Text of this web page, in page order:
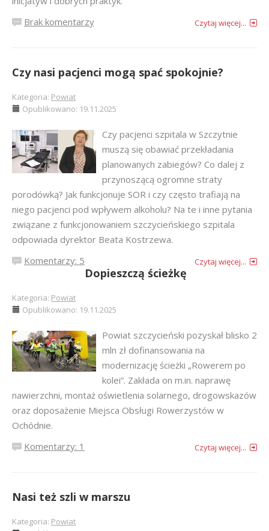
Brak komentarzy
Czytaj więcej...
Czy nasi pacjenci mogą spać spokojnie?
Kategoria: Powiat
Opublikowano: 19.11.2025
Czy pacjenci szpitala w Szczytnie
muszą się obawiać przekładania
planowanych zabiegów? Co dalej z
przynoszącą ogromne straty
porodówką? Jak funkcjonuje SOR i czy często trafiają na
niego pacjenci pod wpływem alkoholu? Na te i inne pytania
związane z funkcjonowaniem szczycieńskiego szpitala
odpowiada dyrektor Beata Kostrzewa.
Komentarzy: 5
Czytaj więcej...
Dopieszczą ścieżkę
Kategoria: Powiat
Opublikowano: 19.11.2025
Powiat szczycieński pozyskał blisko 2
mln zł dofinansowania na
modernizację ścieżki „Rowerem po
kolei”. Zakłada on m.in. naprawę
nawierzchni, montaż oświetlenia solarnego, drogowskazów
oraz doposażenie Miejsca Obsługi Rowerzystów w
Ochódnie.
Komentarzy: 1
Czytaj więcej...
Nasi też szli w marszu
Kategoria: Powiat